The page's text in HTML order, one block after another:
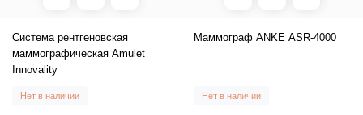
Система рентгеновская
маммографическая Amulet
Innovality
Нет в наличии
Маммограф ANKE ASR-4000
Нет в наличии